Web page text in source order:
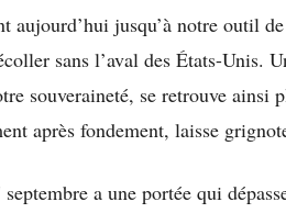
aujourd’hui jusqu’à notre outil
sans l’aval des États-Unis.
souveraineté, se retrouve ainsi
après fondement, laisse
a une portée qui